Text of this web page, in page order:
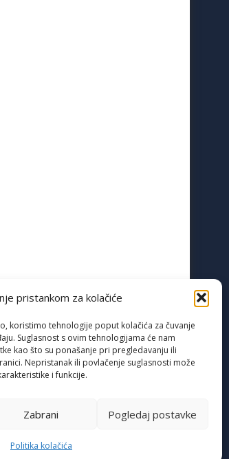
pristankom za kolačiće
koristimo tehnologije poput kolačića za čuvanje
Suglasnost s ovim tehnologijama će nam
kao što su ponašanje pri pregledavanju ili
Nepristanak ili povlačenje suglasnosti može
i funkcije.
Zabrani Pogledaj postavke
Politika kolačića